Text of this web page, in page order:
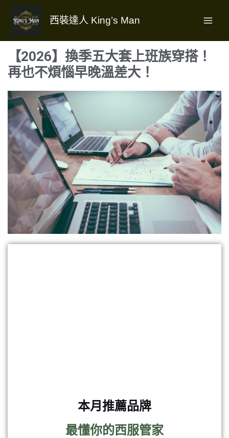
西裝達人 King’s Man
【2026】換季五大套上班族穿搭！
再也不煩惱早晚溫差大！
本月推薦品牌
最懂你的西服管家